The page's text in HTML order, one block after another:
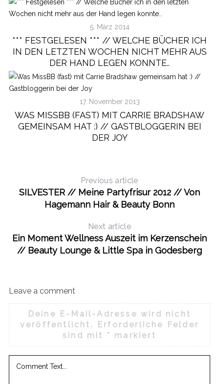
5. März 2014
*** FESTGELESEN *** // WELCHE BÜCHER ICH
IN DEN LETZTEN WOCHEN NICHT MEHR AUS
DER HAND LEGEN KONNTE..
17. November 2013
WAS MISSBB (FAST) MIT CARRIE BRADSHAW
GEMEINSAM HAT :) // GASTBLOGGERIN BEI
DER JOY
Previous article
SILVESTER // Meine Partyfrisur 2012 // Von
Hagemann Hair & Beauty Bonn
Next article
Ein Moment Wellness Auszeit im Kerzenschein
// Beauty Lounge & Little Spa in Godesberg
Leave a comment
Deine E-Mail-Adresse wird nicht
veröffentlicht.
Erforderliche Felder
sind mit * markiert